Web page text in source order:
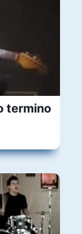
termino